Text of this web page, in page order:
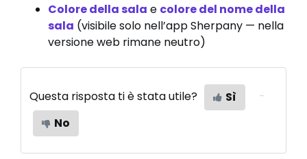
Colore della sala e colore del nome della
sala (visibile solo nell’app Sherpany — nella
versione web rimane neutro)
Questa risposta ti è stata utile?
Sì
No